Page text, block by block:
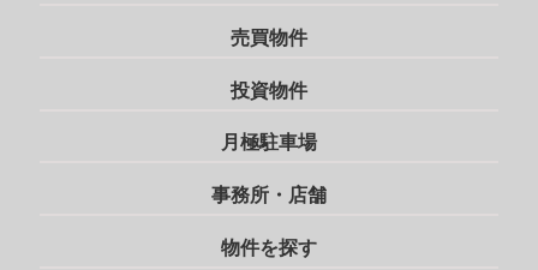
売買物件
投資物件
月極駐車場
事務所・店舗
物件を探す